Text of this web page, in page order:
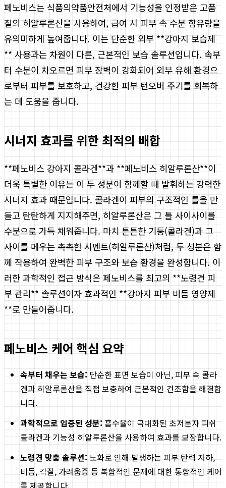
페노비스는 식품의약품안전처에서 기능성을 인정받은 고품
질의 히알루론산을 사용하여, 급여 시 피부 속 수분 함유량을
유의미하게 높여줍니다. 이는 단순한 외부 **강아지 보습제
** 사용과는 차원이 다른, 근본적인 보습 솔루션입니다. 속부
터 수분이 차오르면 피부 장벽이 강화되어 외부 유해 환경으
로부터 피부를 보호하고, 건강한 피부 턴오버 주기를 회복하
는 데 도움을 줍니다.
시너지 효과를 위한 최적의 배합
**페노비스 강아지 콜라겐**과 **페노비스 히알루론산**이
더욱 특별한 이유는 이 두 성분이 함께할 때 발휘하는 강력한
시너지 효과 때문입니다. 콜라겐이 피부의 구조적인 틀을 만
들고 탄탄하게 지지해주면, 히알루론산은 그 틀 사이사이를
수분으로 가득 채워줍니다. 마치 튼튼한 기둥(콜라겐)과 그
사이를 메우는 촉촉한 시멘트(히알루론산)처럼, 두 성분은 함
께 작용하여 완벽한 피부 구조와 보습 환경을 완성합니다. 이
러한 과학적인 접근 방식은 페노비스를 최고의 **노령견 피
부 관리** 솔루션이자 효과적인 **강아지 피부 비듬 영양제
**로 만들어줍니다.
페노비스 케어 핵심 요약
속부터 채우는 보습: 단순한 표면 보습이 아닌, 피부 속 콜라
겐과 히알루론산을 직접 보충하여 근본적인 건조함을 해결합
니다.
과학적으로 입증된 성분: 흡수율이 극대화된 초저분자 피쉬
콜라겐과 기능성 히알루론산을 사용하여 효과를 보장합니다.
노령견 맞춤 솔루션: 노화로 인해 발생하는 피부 탄력 저하,
비듬, 각질, 가려움증 등 복합적인 문제에 대한 통합적인 케어
를 제공합니다.